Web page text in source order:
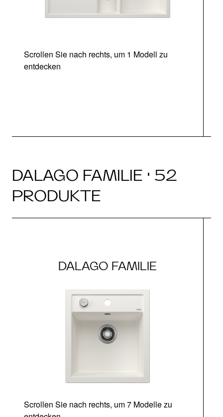
Scrollen Sie nach rechts, um 1 Modell zu
entdecken
DALAGO FAMILIE · 52
PRODUKTE
DALAGO FAMILIE
Scrollen Sie nach rechts, um 7 Modelle zu